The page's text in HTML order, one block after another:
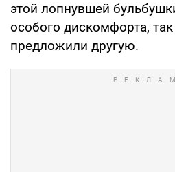
этой лопнувшей
особого дискомфорта,
предложили другую.